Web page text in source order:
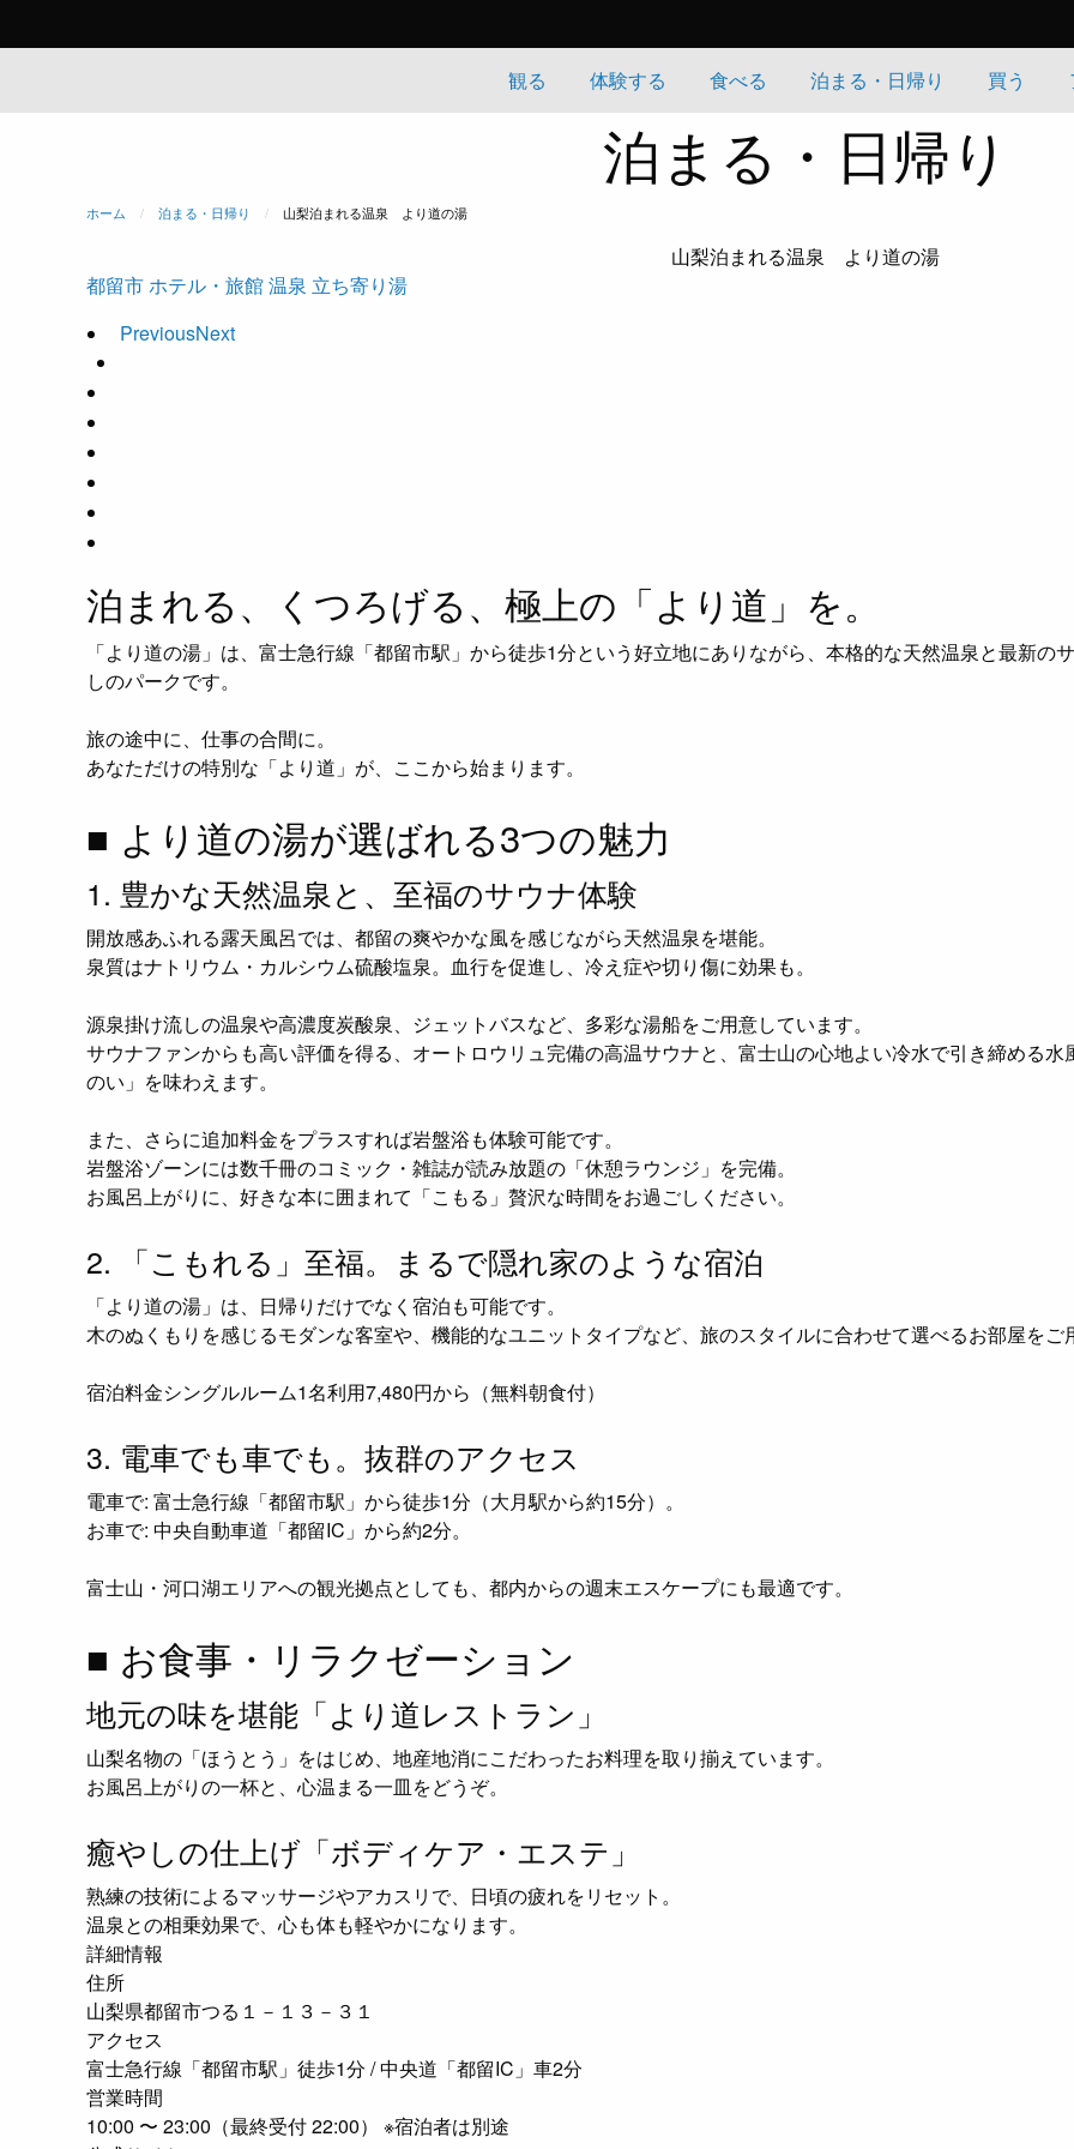
観る 体験する 食べる 泊まる・日帰り 買う
泊まる・日帰り
ホーム 泊まる・日帰り 現在のページ:
山梨泊まれる温泉 より道の湯
山梨泊まれる温泉 より道の湯
都留市ホテル・旅館温泉 立ち寄り湯
PreviousNext
泊まれる、くつろげる、極上の「より道」を。
「より道の湯」は、富士急行線「都留市駅」から徒歩1分という好立地にありながら、本格的な天然温泉と最新
しのパークです。
旅の途中に、仕事の合間に。
あなただけの特別な「より道」が、ここから始まります。
■ より道の湯が選ばれる3つの魅力
1. 豊かな天然温泉と、至福のサウナ体験
開放感あふれる露天風呂では、都留の爽やかな風を感じながら天然温泉を堪能。
泉質はナトリウム・カルシウム硫酸塩泉。血行を促進し、冷え症や切り傷に効果も。
源泉掛け流しの温泉や高濃度炭酸泉、ジェットバスなど、多彩な湯船をご用意しています。
サウナファンからも高い評価を得る、オートロウリュ完備の高温サウナと、富士山の心地よい冷水で引き締める
のい」を味わえます。
また、さらに追加料金をプラスすれば岩盤浴も体験可能です。
岩盤浴ゾーンには数千冊のコミック・雑誌が読み放題の「休憩ラウンジ」を完備。
お風呂上がりに、好きな本に囲まれて「こもる」贅沢な時間をお過ごしください。
2. 「こもれる」至福。まるで隠れ家のような宿泊
「より道の湯」は、日帰りだけでなく宿泊も可能です。
木のぬくもりを感じるモダンな客室や、機能的なユニットタイプなど、旅のスタイルに合わせて選べるお部屋をご
宿泊料金シングルルーム1名利用7,480円から（無料朝食付）
3. 電車でも車でも。抜群のアクセス
電車で: 富士急行線「都留市駅」から徒歩1分（大月駅から約15分）。
お車で: 中央自動車道「都留IC」から約2分。
富士山・河口湖エリアへの観光拠点としても、都内からの週末エスケープにも最適です。
■ お食事・リラクゼーション
地元の味を堪能「より道レストラン」
山梨名物の「ほうとう」をはじめ、地産地消にこだわったお料理を取り揃えています。
お風呂上がりの一杯と、心温まる一皿をどうぞ。
癒やしの仕上げ「ボディケア・エステ」
熟練の技術によるマッサージやアカスリで、日頃の疲れをリセット。
温泉との相乗効果で、心も体も軽やかになります。
詳細情報
住所
山梨県都留市つる１－１３－３１
アクセス
富士急行線「都留市駅」徒歩1分 / 中央道「都留IC」車2分
営業時間
10:00 〜 23:00（最終受付 22:00） ※宿泊者は別途